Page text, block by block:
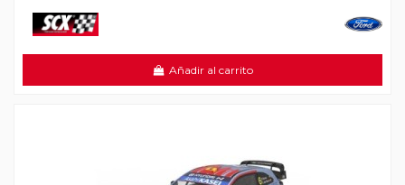
Añadir al carrito